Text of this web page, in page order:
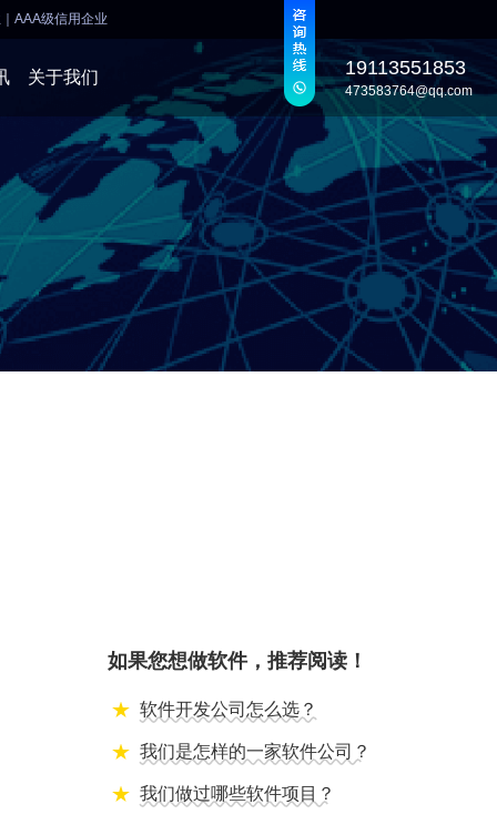
AAA级信用企业
关于我们 19113551853
473583764@qq.com
如果您想做软件，推荐阅读！
软件开发公司怎么选？
我们是怎样的一家软件公司？
我们做过哪些软件项目？